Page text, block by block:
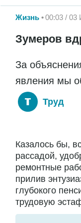
Жизнь 00:03 / 03
Зумеров
За
явления мы
Труд
Казалось бы,
рассадой,
ремонтные
прилив
глубокого
трудовую